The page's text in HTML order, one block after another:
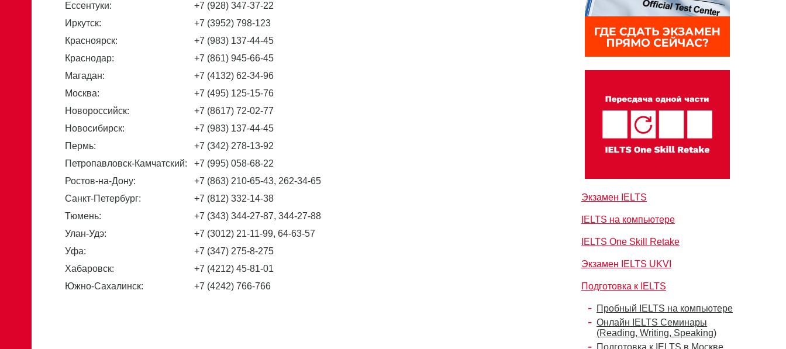
Ессентуки:
+7 (928) 347-37-22
Иркутск:
+7 (3952) 798-123
Красноярск:
+7 (983) 137-44-45
Краснодар:
+7 (861) 945-66-45
Магадан:
+7 (4132) 62-34-96
Москва:
+7 (495) 125-15-76
Новороссийск:
+7 (8617) 72-02-77
Новосибирск:
+7 (983) 137-44-45
Пермь:
+7 (342) 278-13-92
Петропавловск-Камчатский:
+7 (995) 058-68-22
Ростов-на-Дону:
+7 (863) 210-65-43, 262-34-65
Санкт-Петербург:
+7 (812) 332-14-38
Тюмень:
+7 (343) 344-27-87, 344-27-88
Улан-Удэ:
+7 (3012) 21-11-99, 64-63-57
Уфа:
+7 (347) 275-8-275
Хабаровск:
+7 (4212) 45-81-01
Южно-Сахалинск:
+7 (4242) 766-766
Экзамен IELTS
IELTS на компьютере
IELTS One Skill Retake
Экзамен IELTS UKVI
Подготовка к IELTS
Пробный IELTS на компьютере
Онлайн IELTS Семинары
(Reading, Writing, Speaking)
Подготовка к IELTS в Москве